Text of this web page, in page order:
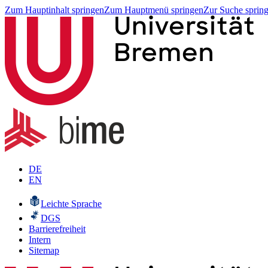
Zum Hauptinhalt springenZum Hauptmenü springenZur Suche
DE
EN
Leichte Sprache
DGS
Barrierefreiheit
Intern
Sitemap